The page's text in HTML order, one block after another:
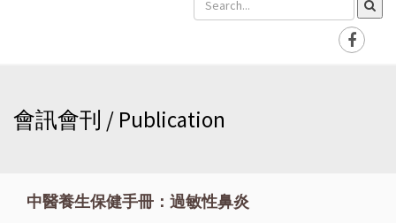
會訊會刊 / Publication
中醫養生保健手冊：過敏性鼻炎